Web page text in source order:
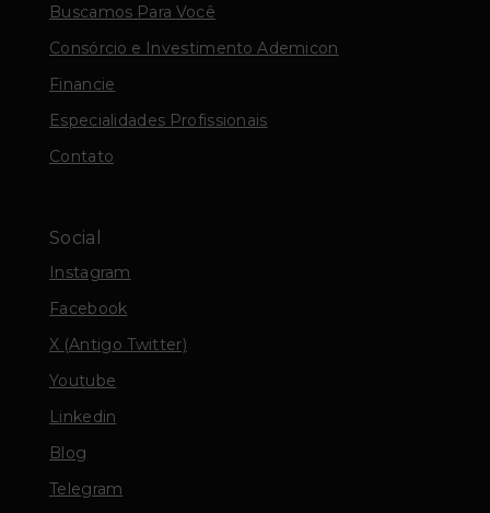
Buscamos Para Você
Consórcio e Investimento Ademicon
Financie
Especialidades Profissionais
Contato
Social
Instagram
Facebook
X (Antigo Twitter)
Youtube
Linkedin
Blog
Telegram